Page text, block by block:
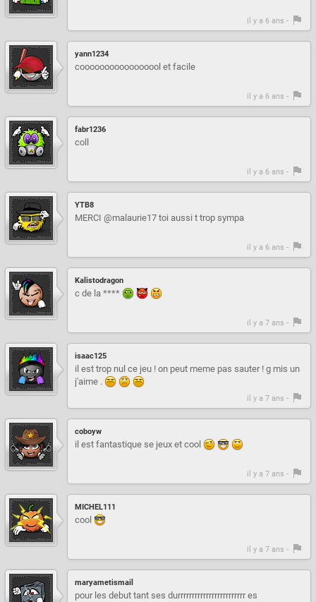
il y a 6 ans -
yann1234
cooooooooooooooool et facile
il y a 6 ans -
fabr1236
coll
il y a 6 ans -
YTB8
MERCI @malaurie17 toi aussi t trop sympa
il y a 6 ans -
Kalistodragon
c de la ****
il y a 7 ans -
isaac125
il est trop nul ce jeu ! on peut meme pas sauter ! g mis un
j'aime .
il y a 7 ans -
coboyw
il est fantastique se jeux et cool
il y a 7 ans -
MICHEL111
cool
il y a 7 ans -
maryametismail
pour les debut tant ses durrrrrrrrrrrrrrrrrrrrrrrr es